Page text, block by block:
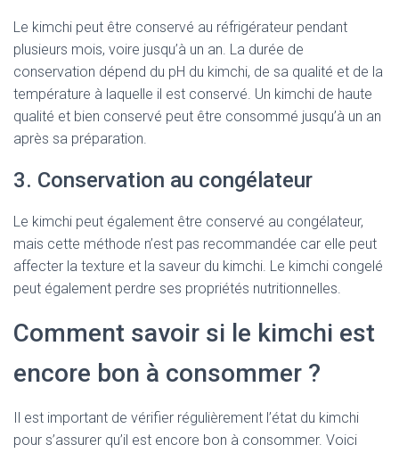
Le kimchi peut être conservé au réfrigérateur pendant
plusieurs mois, voire jusqu’à un an. La durée de
conservation dépend du pH du kimchi, de sa qualité et de la
température à laquelle il est conservé. Un kimchi de haute
qualité et bien conservé peut être consommé jusqu’à un an
après sa préparation.
3. Conservation au congélateur
Le kimchi peut également être conservé au congélateur,
mais cette méthode n’est pas recommandée car elle peut
affecter la texture et la saveur du kimchi. Le kimchi congelé
peut également perdre ses propriétés nutritionnelles.
Comment savoir si le kimchi est
encore bon à consommer ?
Il est important de vérifier régulièrement l’état du kimchi
pour s’assurer qu’il est encore bon à consommer. Voici